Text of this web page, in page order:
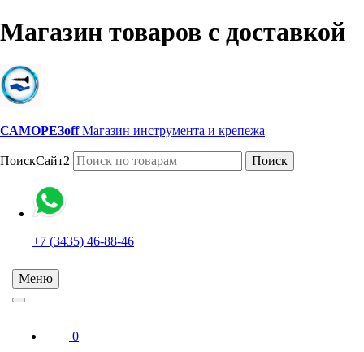
Магазин товаров с доставкой
САМОРЕЗoff Магазин инструмента и крепежа
ПоискСайт2 Поиск
+7 (3435) 46-88-46
Меню
0